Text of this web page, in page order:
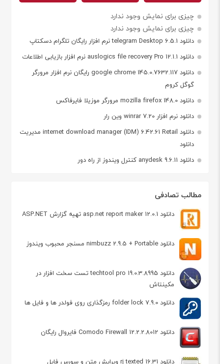
چیزی برای نمایش وجود ندارد
چیزی برای نمایش وجود ندارد
دانلود telegram Desktop 6.5.1 نرم افزار رایگان تلگرام دسکتاپ
دانلود auslogics file recovery Pro 12.1.1 نرم افزار بازیابی اطلاعات
دانلود google chrome 145.0.7632.117 رایگان نرم افزار مرورگر
گوگل کروم
دانلود mozilla firefox 148.0 مرورگر موزیلا فایرفاکس
دانلود نرم افزار winrar 7.20 وین رار
دانلود internet download manager (IDM) 6.42.61 Retail مدیریت
دانلود
دانلود anydesk 9.6.11 کنترل ویندوز از راه دور
مطالب تصادفی
دانلود asp.net report maker 12.0.1 تهیه گزارش ASP.NET
دانلود nimbuzz 2.9.5 + Portable مسنجر محبوب ویندوز
دانلود techtool pro 19.0.3.8995 تست سخت افزار در
مکینتاش
دانلود folder lock 7.9.0 رمزگذاری روی فولدر ها و فایل ها
دانلود Comodo Firewall 12.2.2.8012 فایروال رایگان
دانلود rj texted 16.31 ویرایش متن و سورس فایل